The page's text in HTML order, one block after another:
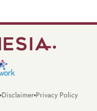
Disclaimer Privacy Policy